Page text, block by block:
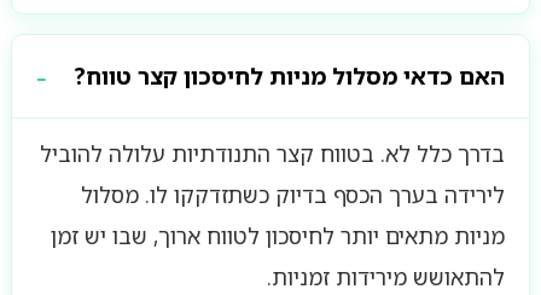
האם כדאי מסלול מניות לחיסכון קצר טווח?
בדרך כלל לא. בטווח קצר התנודתיות עלולה להוביל
לירידה בערך הכסף בדיוק כשתזדקקו לו. מסלול
מניות מתאים יותר לחיסכון לטווח ארוך, שבו יש זמן
להתאושש מירידות זמניות.